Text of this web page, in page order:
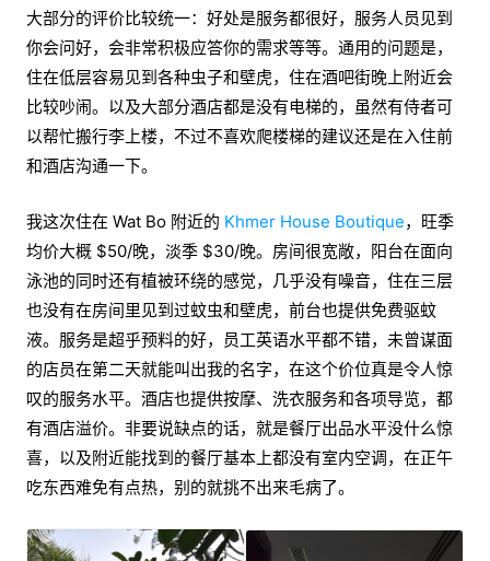
大部分的评价比较统一：好处是服务都很好，服务人员见到
你会问好，会非常积极应答你的需求等等。通用的问题是，
住在低层容易见到各种虫子和壁虎，住在酒吧街晚上附近会
比较吵闹。以及大部分酒店都是没有电梯的，虽然有侍者可
以帮忙搬行李上楼，不过不喜欢爬楼梯的建议还是在入住前
和酒店沟通一下。
我这次住在 Wat Bo 附近的 Khmer House Boutique，旺季
均价大概 $50/晚，淡季 $30/晚。房间很宽敞，阳台在面向
泳池的同时还有植被环绕的感觉，几乎没有噪音，住在三层
也没有在房间里见到过蚊虫和壁虎，前台也提供免费驱蚊
液。服务是超乎预料的好，员工英语水平都不错，未曾谋面
的店员在第二天就能叫出我的名字，在这个价位真是令人惊
叹的服务水平。酒店也提供按摩、洗衣服务和各项导览，都
有酒店溢价。非要说缺点的话，就是餐厅出品水平没什么惊
喜，以及附近能找到的餐厅基本上都没有室内空调，在正午
吃东西难免有点热，别的就挑不出来毛病了。